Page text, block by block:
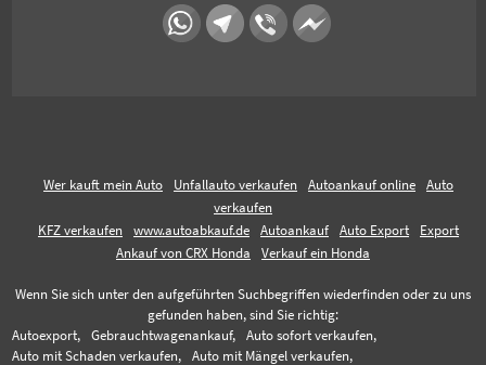
Wer kauft mein Auto Unfallauto verkaufen Autoankauf online
Auto
verkaufen
KFZ verkaufen
www.autoabkauf.de Autoankauf Auto Export
Export
Ankauf von CRX Honda
Verkauf ein Honda
Wenn Sie sich unter den aufgeführten Suchbegriffen wiederfinden oder zu uns
gefunden haben, sind Sie richtig:
Autoexport,
Gebrauchtwagenankauf,
Auto sofort verkaufen,
Auto mit Schaden verkaufen,
Auto mit Mängel verkaufen,